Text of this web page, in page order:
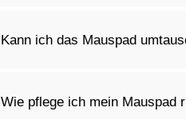
Designs kann es etwas länger
Kann ich das Mauspad
personalisierte Produkte
Wie pflege ich mein Mauspad